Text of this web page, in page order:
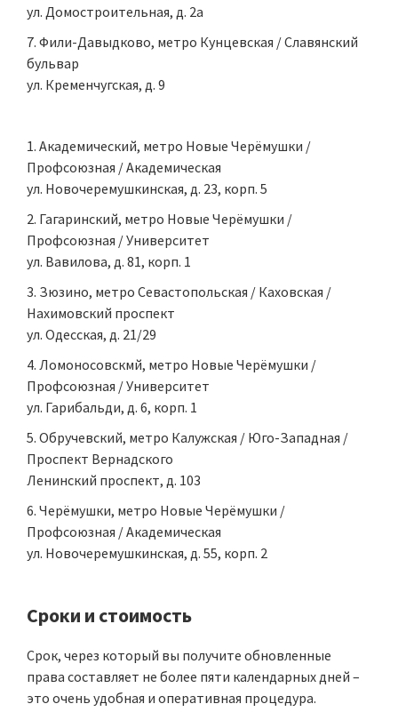
ул. Домостроительная, д. 2а
Фили-Давыдково, метро Кунцевская / Славянский
бульвар
ул. Кременчугская, д. 9
Академический, метро Новые Черёмушки /
Профсоюзная / Академическая
ул. Новочеремушкинская, д. 23, корп. 5
Гагаринский, метро Новые Черёмушки /
Профсоюзная / Университет
ул. Вавилова, д. 81, корп. 1
Зюзино, метро Севастопольская / Каховская /
Нахимовский проспект
ул. Одесская, д. 21/29
Ломоносовскмй, метро Новые Черёмушки /
Профсоюзная / Университет
ул. Гарибальди, д. 6, корп. 1
Обручевский, метро Калужская / Юго-Западная /
Проспект Вернадского
Ленинский проспект, д. 103
Черёмушки, метро Новые Черёмушки /
Профсоюзная / Академическая
ул. Новочеремушкинская, д. 55, корп. 2
Сроки и стоимость
Срок, через который вы получите обновленные
права составляет не более пяти календарных дней –
это очень удобная и оперативная процедура.